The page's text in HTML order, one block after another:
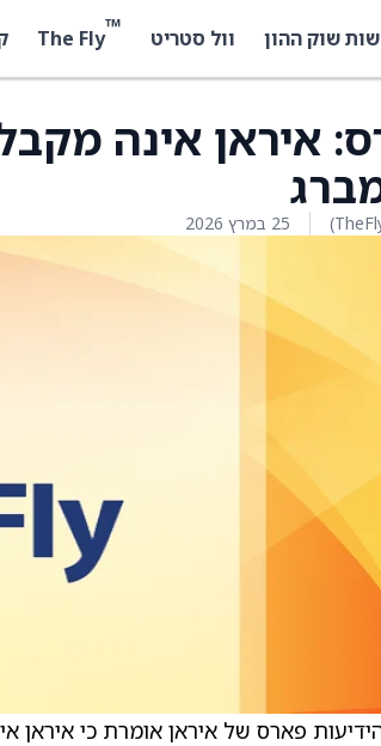
שוק ההון וול סטריט ™
The Fly
איראן אינה
25 במרץ 2026
הידיעות פארס של איראן אומרת כי